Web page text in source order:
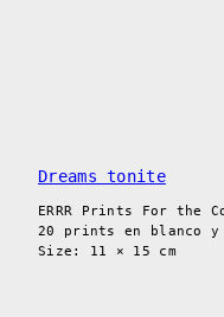
Dreams tonite
ERRR Prints For the
20 prints en blanco y
Size: 11 × 15 cm